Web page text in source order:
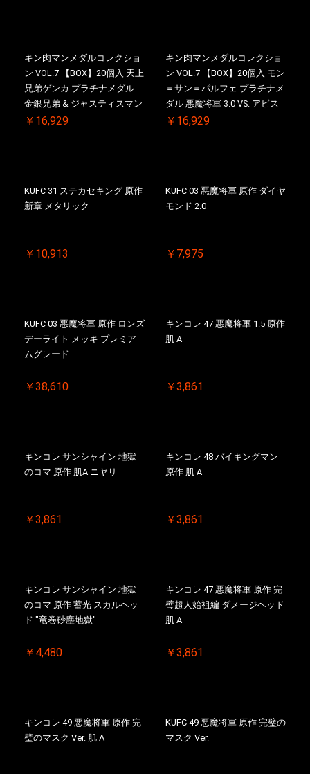
キン肉マンメダルコレクショ
ン VOL.7 【BOX】20個入 天上
兄弟ゲンカ プラチナメダル
金銀兄弟 & ジャスティスマン
2.0 初回シリアルNO.入 ケース
￥16,929
キン肉マンメダルコレクショ
ン VOL.7 【BOX】20個入 モン
＝サン＝パルフェ プラチナメ
ダル 悪魔将軍 3.0 VS. アビス
マン 初回シリアルNO.入 ケー
￥16,929
KUFC 31 ステカセキング 原作
新章 メタリック
￥10,913
KUFC 03 悪魔将軍 原作 ダイヤ
モンド 2.0
￥7,975
KUFC 03 悪魔将軍 原作 ロンズ
デーライト メッキ プレミア
ムグレード
￥38,610
キンコレ 47 悪魔将軍 1.5 原作
肌 A
￥3,861
キンコレ サンシャイン 地獄
のコマ 原作 肌A ニヤリ
￥3,861
キンコレ 48 バイキングマン
原作 肌 A
￥3,861
キンコレ サンシャイン 地獄
のコマ 原作 蓄光 スカルヘッ
ド "竜巻砂塵地獄"
￥4,480
キンコレ 47 悪魔将軍 原作 完
璧超人始祖編 ダメージヘッド
肌 A
￥3,861
キンコレ 49 悪魔将軍 原作 完
璧のマスク Ver. 肌 A
KUFC 49 悪魔将軍 原作 完璧の
マスク Ver.